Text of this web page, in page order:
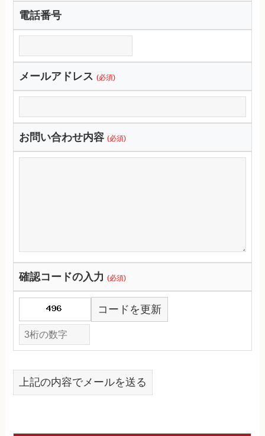
電話番号
メールアドレス (必須)
お問い合わせ内容 (必須)
確認コードの入力(必須)
コードを更新
上記の内容でメールを送る